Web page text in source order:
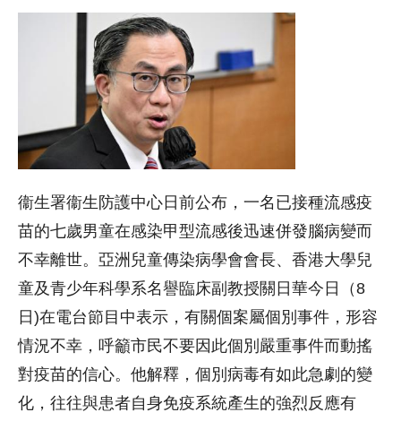
衞生署衞生防護中心日前公布，一名已接種流感疫
苗的七歲男童在感染甲型流感後迅速併發腦病變而
不幸離世。亞洲兒童傳染病學會會長、香港大學兒
童及青少年科學系名譽臨床副教授關日華今日（8
日)在電台節目中表示，有關個案屬個別事件，形容
情況不幸，呼籲市民不要因此個別嚴重事件而動搖
對疫苗的信心。他解釋，個別病毒有如此急劇的變
化，往往與患者自身免疫系統產生的強烈反應有